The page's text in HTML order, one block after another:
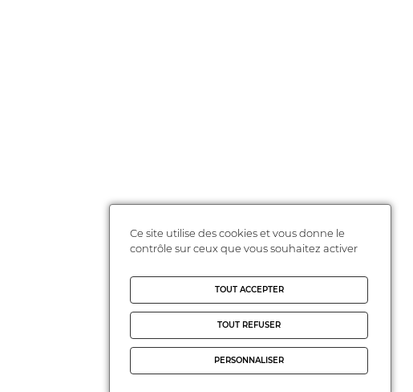
Ce site utilise des cookies et vous donne le
contrôle sur ceux que vous souhaitez activer
TOUT ACCEPTER
TOUT REFUSER
PERSONNALISER